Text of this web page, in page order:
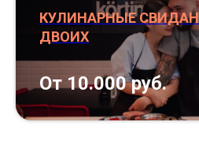
КУЛИНАРНЫЕ
ДВОИХ
От 10.000 руб.